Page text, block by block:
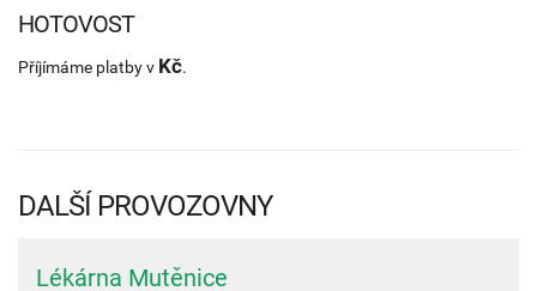
HOTOVOST
Příjímáme platby v Kč.
DALŠÍ PROVOZOVNY
Lékárna Mutěnice